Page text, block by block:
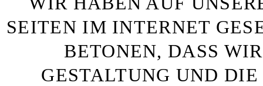
SEITEN IM INTERNET
BETONEN, DASS
GESTALTUNG UND